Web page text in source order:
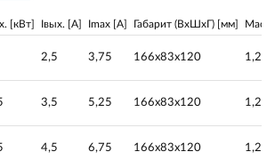
[кВт] Iвых. [A] Imax [A] Габарит (ВхШхГ) [мм]
2,5 3,75 166х83х120 1,2
3,5 5,25 166х83х120 1,2
4,5 6,75 166х83х120 1,2